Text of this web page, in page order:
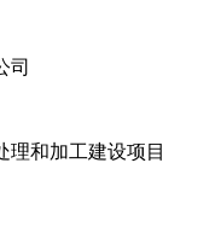
司
和加工建设项目